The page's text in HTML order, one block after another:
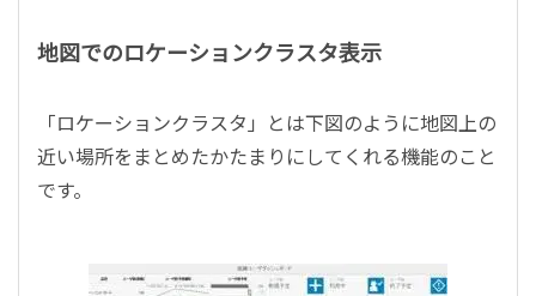
地図でのロケーションクラスタ表示
「ロケーションクラスタ」とは下図のように地図上の
近い場所をまとめたかたまりにしてくれる機能のこと
です。